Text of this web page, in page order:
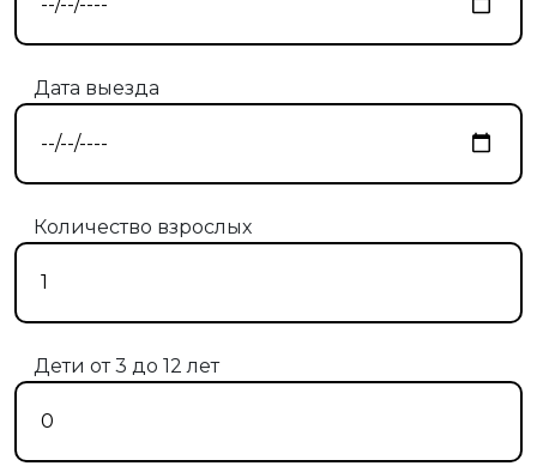
Дата выезда
Количество взрослых
Дети от 3 до 12 лет